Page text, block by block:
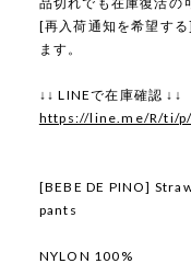
[再入荷通知を希望す
ます。
↓↓ LINEで在庫確認 ↓↓
https://line.me/R/ti/
[BEBE DE PINO]
pants
NYLON 100%